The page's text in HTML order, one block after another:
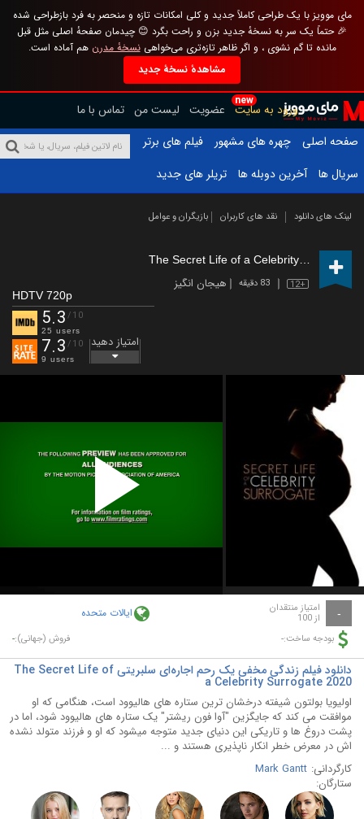
مای موویز با یک طراحی کاملاً جدید و کلی امکانات تازه و منحصر به فرد بازطراحی شده
🎉 حتماً یک سر به نسخهٔ جدید بزن و راحت بگرد 😊 چیدمان صفحهٔ اصلی مثل قبل
مانده تا گم نشوی ، و اگر ظاهر تازه‌تری می‌خواهینسخهٔ مدرن هم آماده است.
مشاهدهٔ نسخهٔ جدید
new
ورود به سایت عضویت لیست من تماس با ما
صفحه اصلی
چهره های مشهور
فیلم های برتر
سریال ها
آخرین دوبله ها تریلر های جدید
لینک های دانلود نقد های کاربران بازیگران و عوامل
12+ 83 دقیقه هیجان انگیز
HDTV 720p
5.3 /10
25 users
7.3 /10
9 users
امتیاز دهید
Play
Video
- امتیاز منتقدان
از 100 ایالات متحده
بودجه ساخت:- فروش (جهانی):-
دانلود فیلم زندگی مخفی یک رحم اجاره‌ای سلبریتی The Secret Life of
a Celebrity Surrogate 2020
اولیویا بولتون شیفته درخشان ترین ستاره های هالیوود است، هنگامی که او
موافقت می کند که جایگزین "آوا فون ریشتر" یک ستاره های هالیوود شود، اما در
پشت دروغ ها و تاریکی این دنیای جدید متوجه میشود که او و فرزند متولد نشده
اش در معرض خطر انکار ناپذیری هستند و ...
کارگردانی: Mark Gantt
ستارگان: